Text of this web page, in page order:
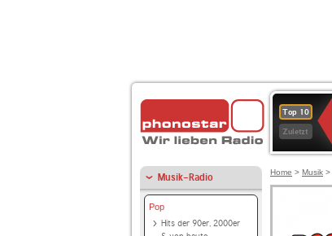
Top 10
Zuletzt
Musik-Radio
Pop
Hits der 90er, 2000er
Home > Musik >